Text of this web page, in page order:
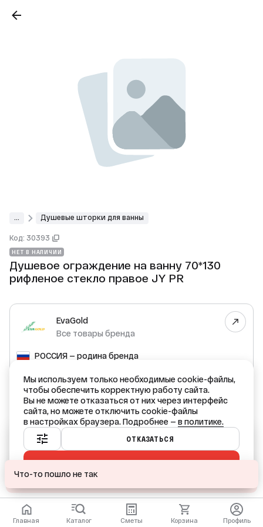
Душевые шторки для ванны
Код: 30393
НЕТ В НАЛИЧИИ
Душевое ограждение на ванну 70*130
рифленое стекло правое JY PR
EvaGold
Все товары бренда
РОССИЯ — родина бренда
ПОДОБРАТЬ АНАЛОГ
Ваш город — Краснодар?
Мы используем только необходимые cookie-файлы,
чтобы обеспечить корректную работу сайта.
Вы не можете отказаться от них через интерфейс
сайта, но можете отключить cookie-файлы
в настройках браузера. Подробнее — в политике.
ОТКАЗАТЬСЯ
ПРИНЯТЬ ВСЕ
Что-то пошло не так
Главная Каталог Сметы Корзина Профиль